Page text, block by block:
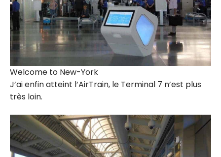
Welcome to New-York
J’ai enfin atteint l’AirTrain, le Terminal 7 n’est plus
très loin.